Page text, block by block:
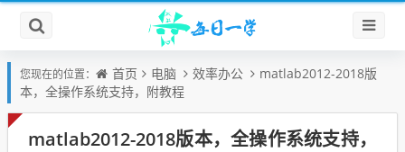
您现在的位置： 首页 电脑 效率办公
matlab2012-2018版
本，全操作系统支持，附教程
matlab2012-2018版本，全操作系统支持，